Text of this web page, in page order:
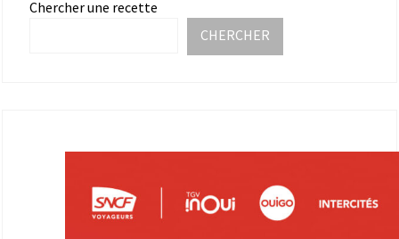
Chercher une recette
CHERCHER